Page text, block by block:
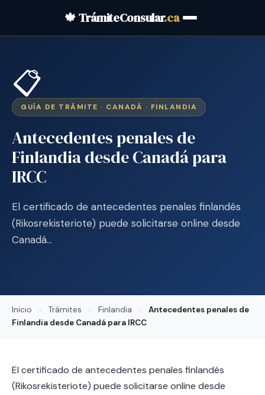
🍁 TrámiteConsular.ca
📋
GUÍA DE TRÁMITE · CANADÁ · FINLANDIA
Antecedentes penales de
Finlandia desde Canadá para
IRCC
El certificado de antecedentes penales finlandés
(Rikosrekisteriote) puede solicitarse online desde
Canadá…
Inicio › Trámites › Finlandia ›
Antecedentes penales de
Finlandia desde Canadá para IRCC
El certificado de antecedentes penales finlandés
(Rikosrekisteriote) puede solicitarse online desde